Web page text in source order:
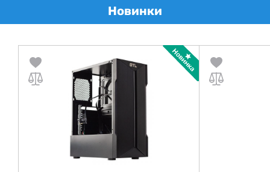
Новинки